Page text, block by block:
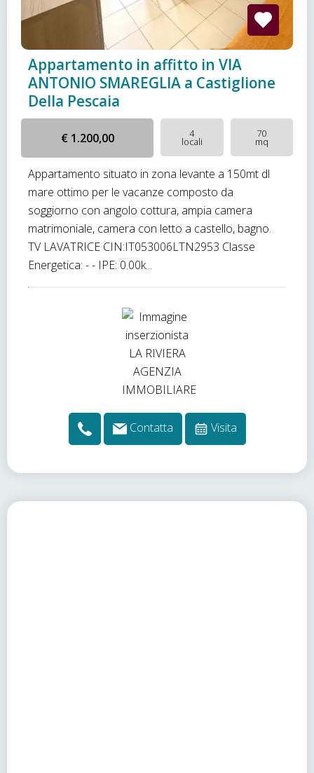
Appartamento in affitto in VIA
ANTONIO SMAREGLIA a Castiglione
Della Pescaia
€ 1.200,00 4
locali
70
mq
Appartamento situato in zona levante a 150mt dl
mare ottimo per le vacanze composto da
soggiorno con angolo cottura, ampia camera
matrimoniale, camera con letto a castello, bagno.
TV LAVATRICE CIN:IT053006LTN2953 Classe
Energetica: - - IPE: 0.00k...
Contatta Visita